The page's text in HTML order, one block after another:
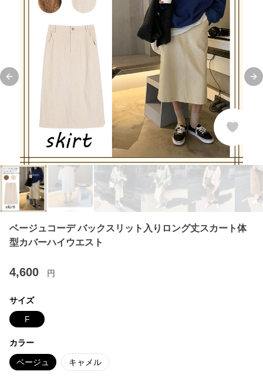
Previous slide
ベージュコーデ バックスリット入りロング丈スカート体
型カバーハイウエスト
4,600 円
サイズ
F
カラー
ベージュ キャメル